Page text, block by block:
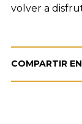
volver a
COMPARTIR EN